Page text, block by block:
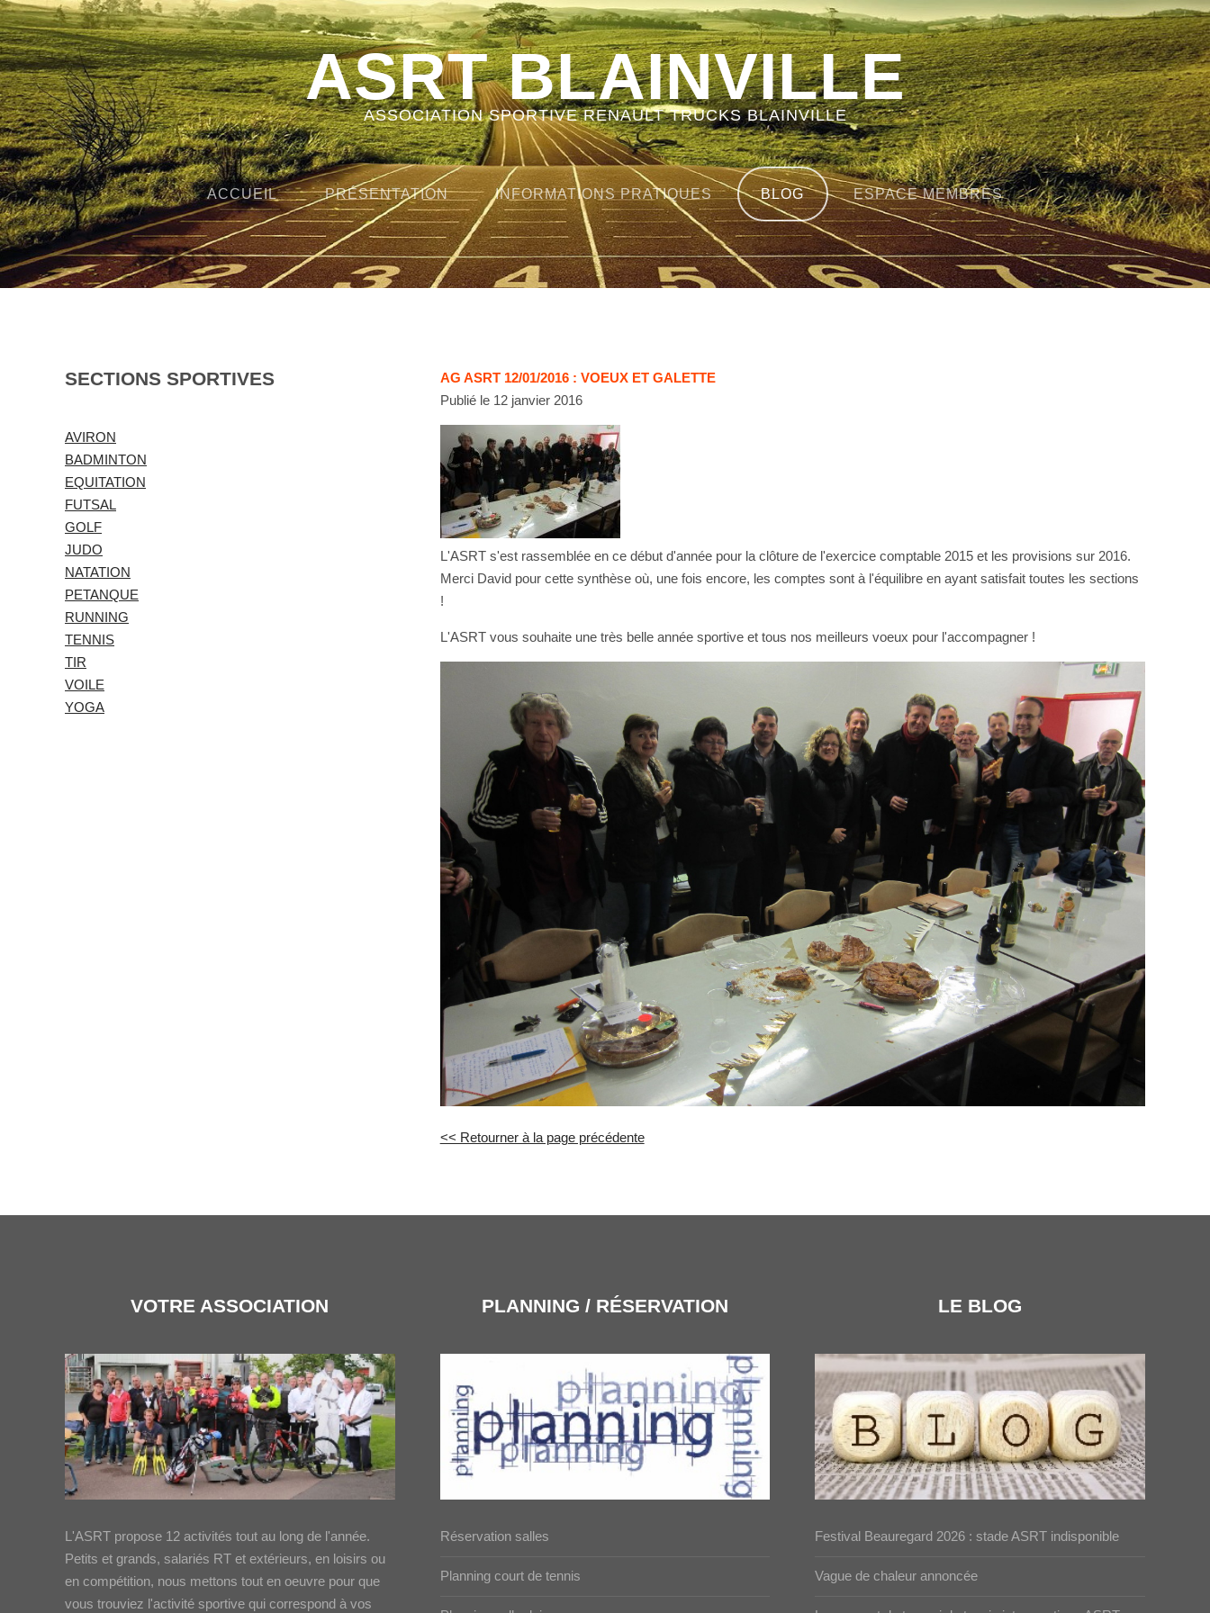
ASRT BLAINVILLE
ASSOCIATION SPORTIVE RENAULT TRUCKS BLAINVILLE
ACCUEIL PRÉSENTATION INFORMATIONS PRATIQUES BLOG ESPACE MEMBRES
SECTIONS SPORTIVES
AVIRON
BADMINTON
EQUITATION
FUTSAL
GOLF
JUDO
NATATION
PETANQUE
RUNNING
TENNIS
TIR
VOILE
YOGA
AG ASRT 12/01/2016 : VOEUX ET GALETTE
Publié le 12 janvier 2016
L'ASRT s'est rassemblée en ce début d'année pour la clôture de l'exercice comptable 2015 et les provisions sur 2016.
Merci David pour cette synthèse où, une fois encore, les comptes sont à l'équilibre en ayant satisfait toutes les sections
!
L'ASRT vous souhaite une très belle année sportive et tous nos meilleurs voeux pour l'accompagner !
<< Retourner à la page précédente
VOTRE ASSOCIATION
L'ASRT propose 12 activités tout au long de l'année.
Petits et grands, salariés RT et extérieurs, en loisirs ou
en compétition, nous mettons tout en oeuvre pour que
vous trouviez l'activité sportive qui correspond à vos
PLANNING / RÉSERVATION
Réservation salles
Planning court de tennis
LE BLOG
Festival Beauregard 2026 : stade ASRT indisponible
Vague de chaleur annoncée